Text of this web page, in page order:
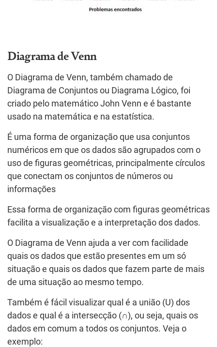
Diagrama de Venn
O Diagrama de Venn, também chamado de
Diagrama de Conjuntos ou Diagrama Lógico, foi
criado pelo matemático John Venn e é bastante
usado na matemática e na estatística.
É uma forma de organização que usa conjuntos
numéricos em que os dados são agrupados com o
uso de figuras geométricas, principalmente círculos
que conectam os conjuntos de números ou
informações
Essa forma de organização com figuras geométricas
facilita a visualização e a interpretação dos dados.
O Diagrama de Venn ajuda a ver com facilidade
quais os dados que estão presentes em um só
situação e quais os dados que fazem parte de mais
de uma situação ao mesmo tempo.
Também é fácil visualizar qual é a união (U) dos
dados e qual é a intersecção (∩), ou seja, quais os
dados em comum a todos os conjuntos. Veja o
exemplo: